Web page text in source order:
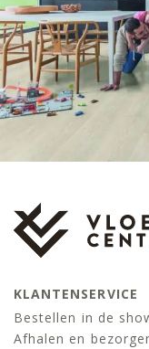
KLANTENSERVICE
Bestellen in de
Afhalen en